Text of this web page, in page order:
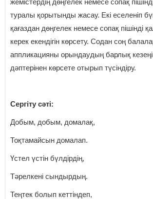
туралы қорытынды жасау. Екі еселеніп
қағаздан дөңгелек немесе сопақ пішінді
керек екендігін көрсету. Содан соң
аппликацияны орындаудың барлық
дәптерінен көрсете отырып түсіндіру.
Сергіту сәті:
Добым, добым, домалақ,
Тоқтамайсын домалап.
Үстел үстін бүлдірдің,
Тәрелкені сындырдың.
Теңтек болып кеттіндеп,